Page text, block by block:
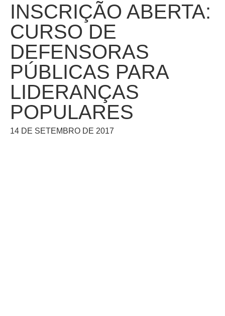
INSCRIÇÃO ABERTA:
CURSO DE
DEFENSORAS
PÚBLICAS PARA
LIDERANÇAS
POPULARES
14 DE SETEMBRO DE 2017